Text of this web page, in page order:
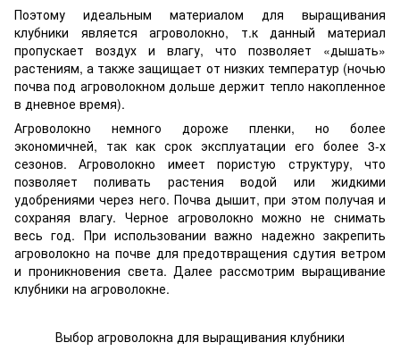
Поэтому идеальным материалом для выращивания
клубники является агроволокно, т.к данный материал
пропускает воздух и влагу, что позволяет «дышать»
растениям, а также защищает от низких температур (ночью
почва под агроволокном дольше держит тепло накопленное
в дневное время).
Агроволокно немного дороже пленки, но более
экономичней, так как срок эксплуатации его более 3-х
сезонов. Агроволокно имеет пористую структуру, что
позволяет поливать растения водой или жидкими
удобрениями через него. Почва дышит, при этом получая и
сохраняя влагу. Черное агроволокно можно не снимать
весь год. При использовании важно надежно закрепить
агроволокно на почве для предотвращения сдутия ветром
и проникновения света. Далее рассмотрим выращивание
клубники на агроволокне.
Выбор агроволокна для выращивания клубники